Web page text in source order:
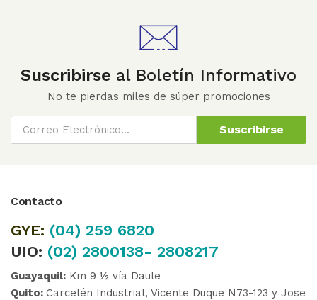
Suscribirse al Boletín Informativo
No te pierdas miles de súper promociones
Suscribirse
Contacto
GYE: (04) 259 6820
UIO: (02) 2800138- 2808217
Guayaquil: Km 9 ½ vía Daule
Quito: Carcelén Industrial, Vicente Duque N73-123 y Jose